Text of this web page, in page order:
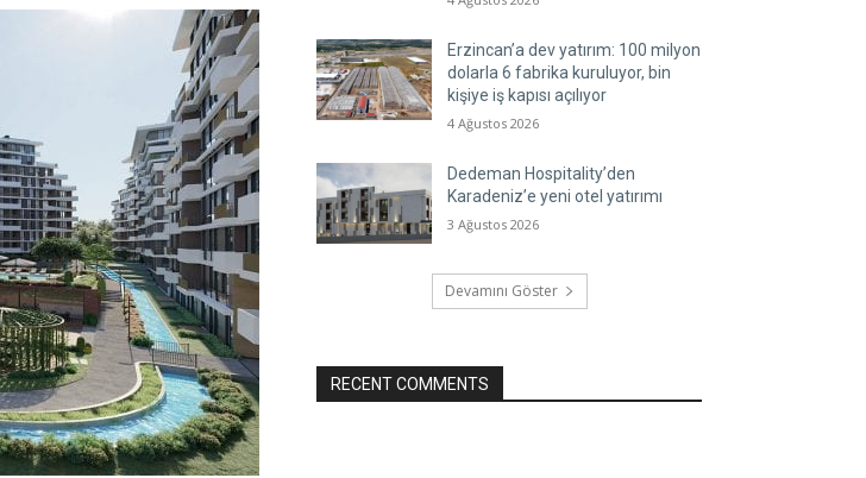
Erzincan’a dev yatırım: 100 milyon
dolarla 6 fabrika kuruluyor, bin
kişiye iş kapısı açılıyor
4 Ağustos 2026
Dedeman Hospitality’den
Karadeniz’e yeni otel yatırımı
3 Ağustos 2026
Devamını Göster
RECENT COMMENTS